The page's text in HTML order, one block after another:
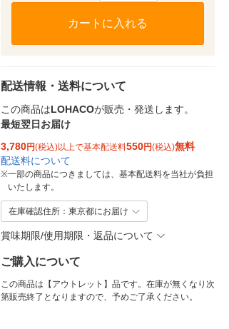
カートに入れる
配送情報・送料について
この商品はLOHACOが販売・発送します。
最短翌日お届け
3,780円(税込)以上で基本配送料550円(税込)無料
配送料について
※一部の商品につきましては、基本配送料を当社が負担
いたします。
在庫確認住所：東京都にお届け
賞味期限/使用期限・返品について
ご購入について
この商品は【アウトレット】品です。在庫が無くなり次
第販売終了となりますので、予めご了承ください。